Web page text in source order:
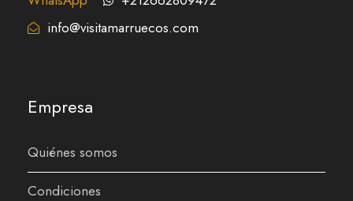
info@visitamarruecos.com
Empresa
Quiénes somos
Condiciones